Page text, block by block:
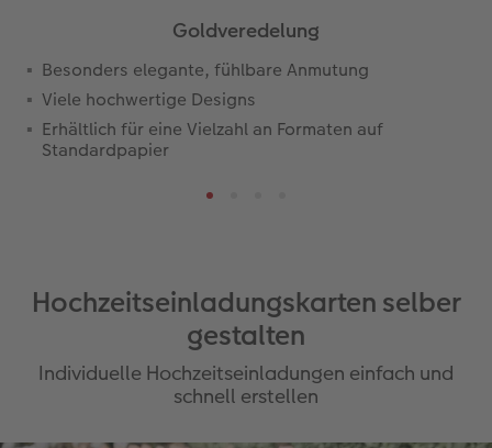
Goldveredelung
Besonders elegante, fühlbare Anmutung
Viele hochwertige Designs
Erhältlich für eine Vielzahl an Formaten auf
Standardpapier
Hochzeitseinladungskarten selber
gestalten
Individuelle Hochzeitseinladungen einfach und
schnell erstellen